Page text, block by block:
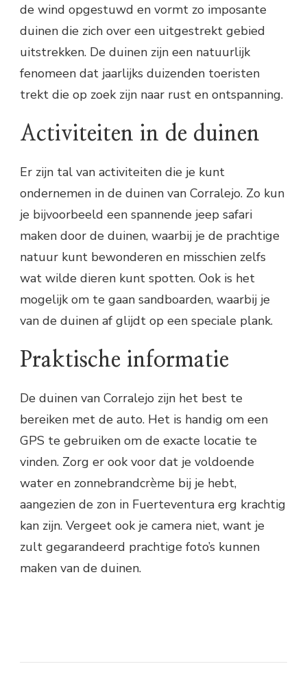
de wind opgestuwd en vormt zo imposante
duinen die zich over een uitgestrekt gebied
uitstrekken. De duinen zijn een natuurlijk
fenomeen dat jaarlijks duizenden toeristen
trekt die op zoek zijn naar rust en ontspanning.
Activiteiten in de duinen
Er zijn tal van activiteiten die je kunt
ondernemen in de duinen van Corralejo. Zo kun
je bijvoorbeeld een spannende jeep safari
maken door de duinen, waarbij je de prachtige
natuur kunt bewonderen en misschien zelfs
wat wilde dieren kunt spotten. Ook is het
mogelijk om te gaan sandboarden, waarbij je
van de duinen af glijdt op een speciale plank.
Praktische informatie
De duinen van Corralejo zijn het best te
bereiken met de auto. Het is handig om een
GPS te gebruiken om de exacte locatie te
vinden. Zorg er ook voor dat je voldoende
water en zonnebrandcrème bij je hebt,
aangezien de zon in Fuerteventura erg krachtig
kan zijn. Vergeet ook je camera niet, want je
zult gegarandeerd prachtige foto’s kunnen
maken van de duinen.